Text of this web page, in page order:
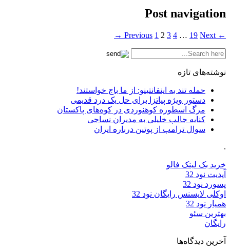
Post navigation
← Previous
1 2 3 4 … 19 Next →
نوشته‌های تازه
حمله تند به اینفانتینو: از ما باج خواستند!
دستور ویژه پیاتزا برای حل یک درد قدیمی
مرگ اسطوره کوهنوردی در کوه‌های پاکستان
کنایه جالب خلیلی به مدیران نساجی
سوال ترامپ از پوتین درباره ایران
.
خرید بک لینک فالو
آپدیت نود 32
پسورد نود 32
اوکلی لایسنس رایگان نود 32
همیار نود 32
بهترین سئو
رایگان
آخرین دیدگاه‌ها